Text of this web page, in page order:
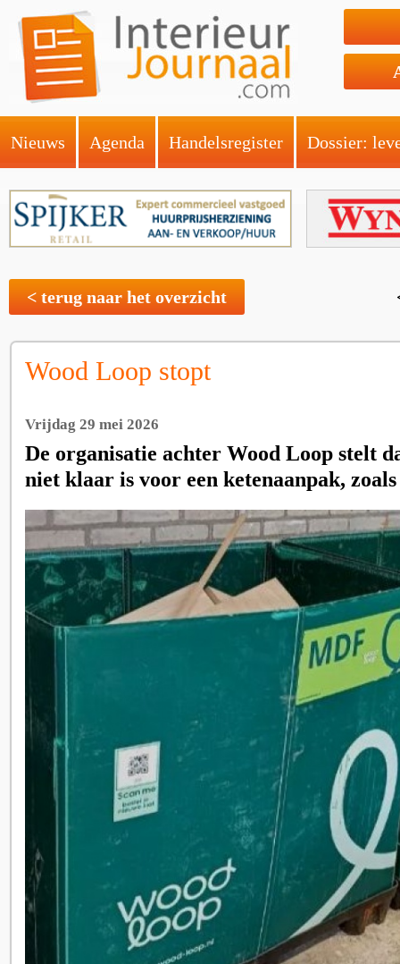
Nieuws Agenda Handelsregister Dossier:
< terug naar het overzicht
Wood Loop stopt
Vrijdag 29 mei 2026
De organisatie achter Wood Loop stelt
niet klaar is voor een ketenaanpak,